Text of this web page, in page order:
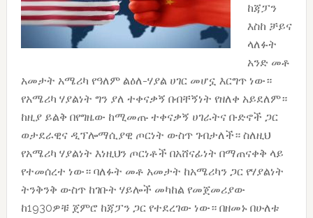
ከጃፓን
እስከ ቻይና
ላለፉት
አንድ መቶ
አመታት አሜሪካ የዓለም ልዕለ-ሃያል ሀገር መሆኗ እርግጥ ነው።
የአሜሪካ ሃያልነት ግን ያለ ተቀናቃኝ በብቸኝነት የዘለቀ አይደለም።
ከዚያ ይልቅ በየግዜው ከሚመጡ ተቀናቃኝ ሀገራትና ቡድኖች ጋር
ወታደራዊና ዲፕሎማሲያዊ ጦርነት ውስጥ ገብታለች። ስለዚህ
የአሜሪካ ሃያልነት እነዚህን ጦርነቶች በአሸናፊነት በማጠናቀቅ ላይ
የተመሰረተ ነው። ባለፉት መቶ አመታት ከአሜሪካን ጋር የሃያልነት
ትንቅንቅ ውስጥ ከገቡት ሃይሎች መካከል የመጀመሪያው
ከ1930ዎቹ ጀምሮ ከጃፓን ጋር የተደረገው ነው። በዘመኑ በሁለቱ